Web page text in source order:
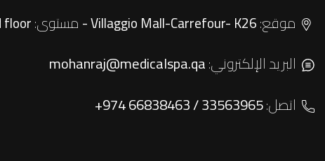
موقع: مستوى:
البريد الإلكتروني:mohanraj@medicalspa.qa
اتصل:+974 66838463 / 33563965